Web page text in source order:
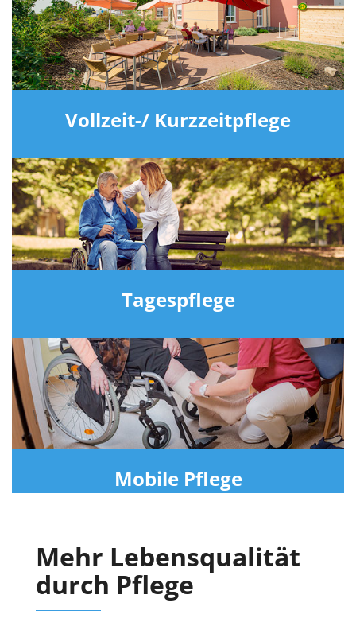
Vollzeit-/ Kurzzeitpflege
Tagespflege
Mobile Pflege
Mehr Lebensqualität
durch Pflege